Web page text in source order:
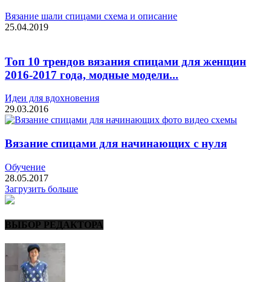
Вязание шали спицами схема и описание
25.04.2019
Топ 10 трендов вязания спицами для женщин
2016-2017 года, модные модели...
Идеи для вдохновения
29.03.2016
Вязание спицами для начинающих с нуля
Обучение
28.05.2017
Загрузить больше
ВЫБОР РЕДАКТОРА